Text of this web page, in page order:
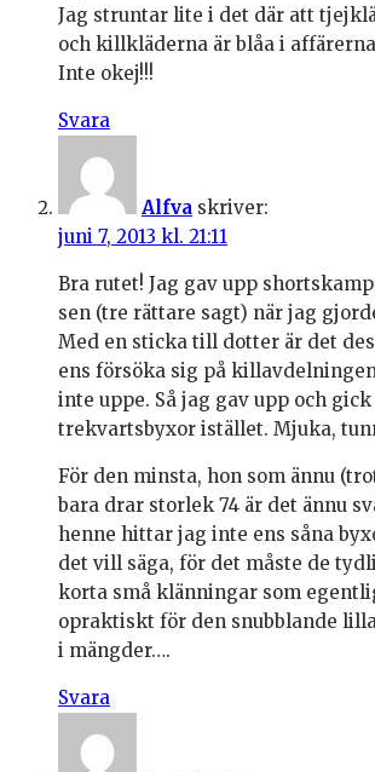
Jag struntar lite i det där att
och killkläderna är blåa i
Inte okej!!!
Svara
Alfva skriver:
juni 7, 2013 kl. 21:11
Bra rutet! Jag gav upp
sen (tre rättare sagt) när jag
Med en sticka till dotter är det
ens försöka sig på
inte uppe. Så jag gav upp och gick
trekvartsbyxor istället. Mjuka,
För den minsta, hon som ännu
bara drar storlek 74 är det ännu
henne hittar jag inte ens såna
det vill säga, för det måste de
korta små klänningar som
opraktiskt för den snubblande
i mängder….
Svara